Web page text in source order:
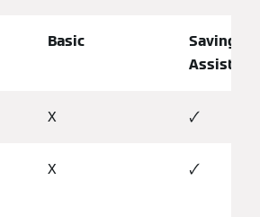
Basic
Savings
Assistant
X 🗸
X 🗸